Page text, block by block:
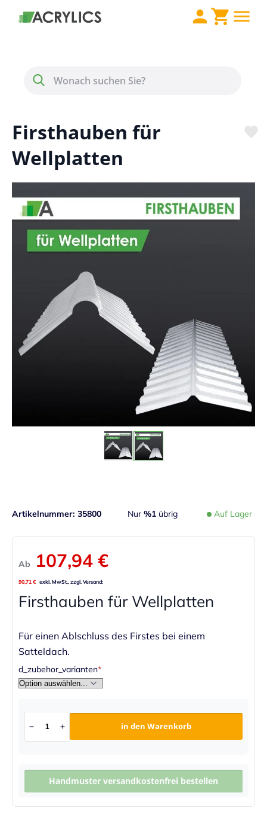
Menü
Firsthauben für
Wellplatten
Auf Lager
Nur %1 übrig
Artikelnummer 35800
d_zubehor_varianten
in den Warenkorb
Handmuster versandkostenfrei bestellen
Ab 107,94 €
90,71 €
Firsthauben für Wellplatten
Für einen Ablschluss des Firstes bei einem
Satteldach.